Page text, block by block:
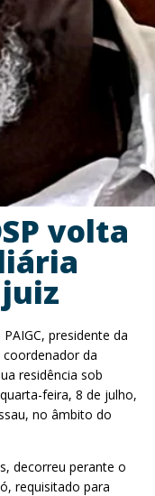
volta
presidente da
coordenador da
residência sob
feira, 8 de julho,
no âmbito do
decorreu perante o
requisitado para